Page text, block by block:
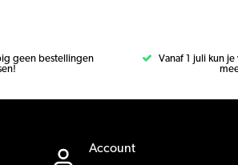
geen bestellingen
Vanaf 1 juli kun
Account